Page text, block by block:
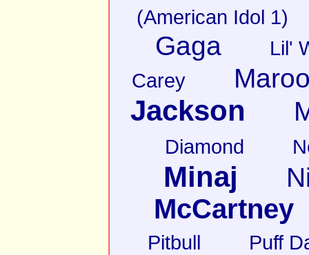
(American Idol 1)
Gaga
Lil'
Carey
Jackson
Diamond
Minaj
McCartney
Pitbull Puff